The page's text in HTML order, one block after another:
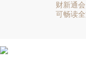
财新通
可畅读